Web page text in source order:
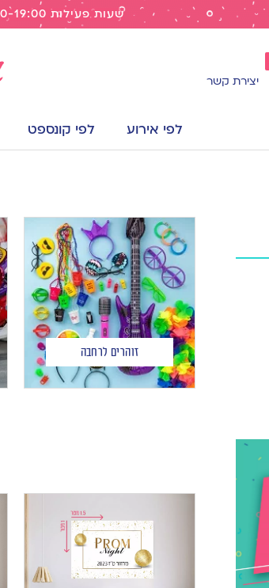
שעות פעילות 9:30-19:00 בחנות | משלוח חינם מעל 299 ש"ח
יצירת קשר
לפי אירוע לפי קונספט
זוהרים לרחבה